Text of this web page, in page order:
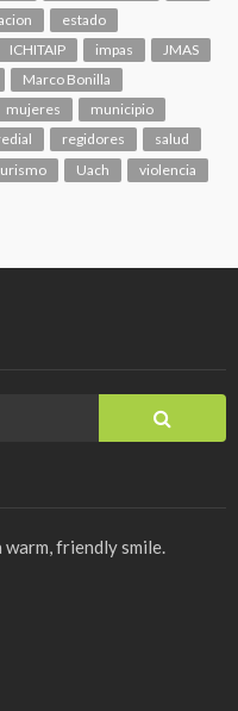
estado
ICHITAIP impas
JMAS
Marco Bonilla
mujeres
municipio
regidores
salud
Uach violencia
friendly smile.